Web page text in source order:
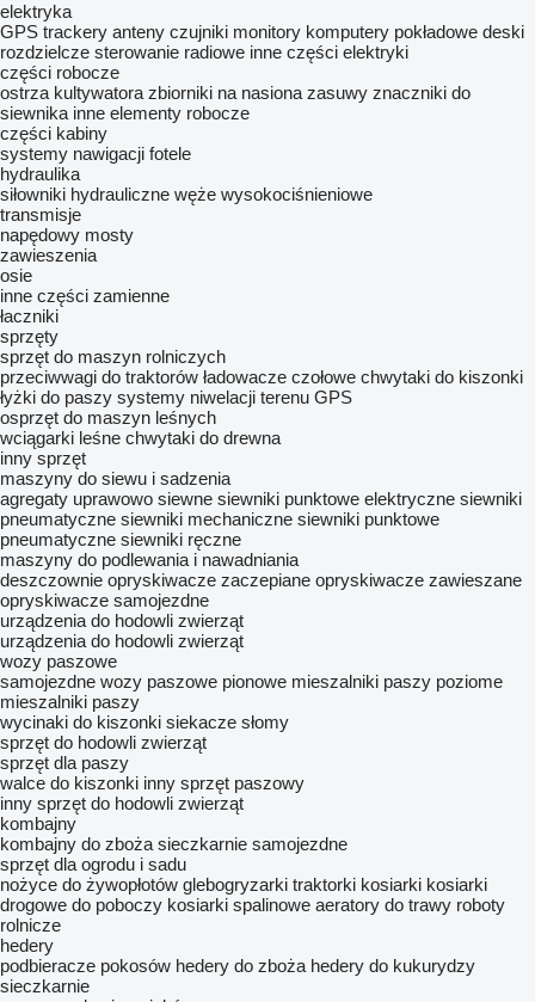
elektryka
GPS trackery anteny czujniki monitory komputery pokładowe deski
rozdzielcze sterowanie radiowe inne części elektryki
części robocze
ostrza kultywatora zbiorniki na nasiona zasuwy znaczniki do
siewnika inne elementy robocze
części kabiny
systemy nawigacji fotele
hydraulika
siłowniki hydrauliczne węże wysokociśnieniowe
transmisje
napędowy mosty
zawieszenia
osie
inne części zamienne
łaczniki
sprzęty
sprzęt do maszyn rolniczych
przeciwwagi do traktorów ładowacze czołowe chwytaki do kiszonki
łyżki do paszy systemy niwelacji terenu GPS
osprzęt do maszyn leśnych
wciągarki leśne chwytaki do drewna
inny sprzęt
maszyny do siewu i sadzenia
agregaty uprawowo siewne siewniki punktowe elektryczne siewniki
pneumatyczne siewniki mechaniczne siewniki punktowe
pneumatyczne siewniki ręczne
maszyny do podlewania i nawadniania
deszczownie opryskiwacze zaczepiane opryskiwacze zawieszane
opryskiwacze samojezdne
urządzenia do hodowli zwierząt
urządzenia do hodowli zwierząt
wozy paszowe
samojezdne wozy paszowe pionowe mieszalniki paszy poziome
mieszalniki paszy
wycinaki do kiszonki siekacze słomy
sprzęt do hodowli zwierząt
sprzęt dla paszy
walce do kiszonki inny sprzęt paszowy
inny sprzęt do hodowli zwierząt
kombajny
kombajny do zboża sieczkarnie samojezdne
sprzęt dla ogrodu i sadu
nożyce do żywopłotów glebogryzarki traktorki kosiarki kosiarki
drogowe do poboczy kosiarki spalinowe aeratory do trawy roboty
rolnicze
hedery
podbieracze pokosów hedery do zboża hedery do kukurydzy
sieczkarnie